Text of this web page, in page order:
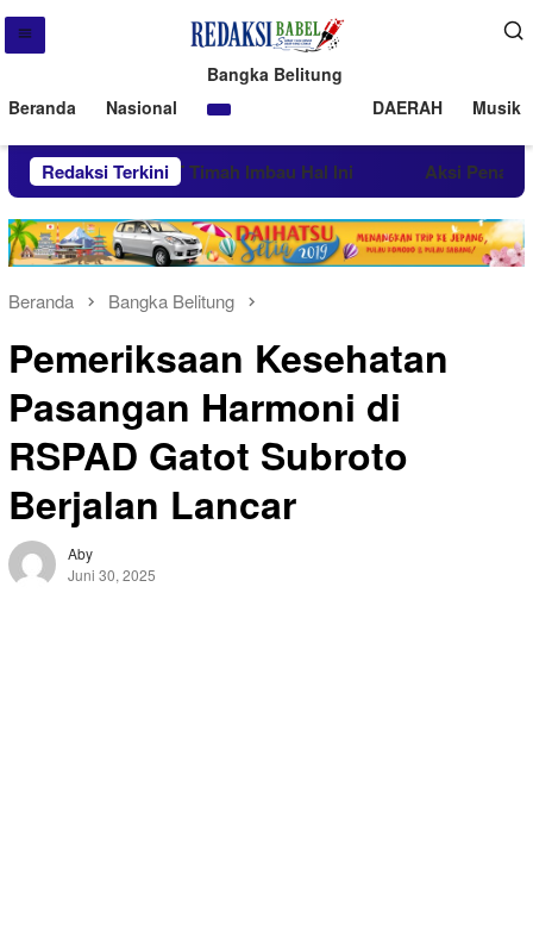
Beranda Nasional
Bangka Belitung
DAERAH
Musik
Redaksi Terkini
di Beltim PT Timah Imbau Hal Ini Aksi
Beranda Bangka Belitung
Pemeriksaan Kesehatan
Pasangan Harmoni di
RSPAD Gatot Subroto
Berjalan Lancar
Aby
Juni 30, 2025